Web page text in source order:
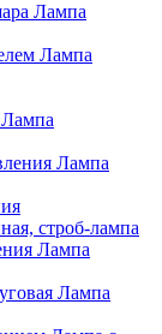
Лампа
Лампа
Лампа
Лампа
строб-лампа
Лампа
Лампа